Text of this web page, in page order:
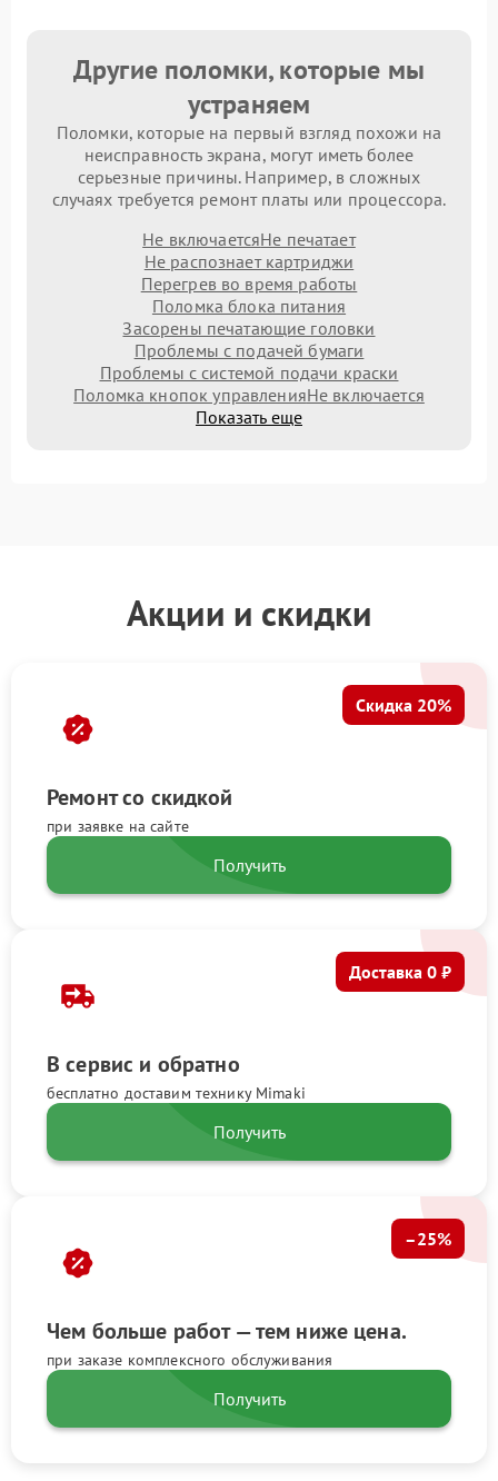
Другие поломки, которые мы
устраняем
Поломки, которые на первый взгляд похожи на
неисправность экрана, могут иметь более
серьезные причины. Например, в сложных
случаях требуется ремонт платы или процессора.
Не включаетсяНе печатает
Не распознает картриджи
Перегрев во время работы
Поломка блока питания
Засорены печатающие головки
Проблемы с подачей бумаги
Проблемы с системой подачи краски
Поломка кнопок управленияНе включается
Показать еще
Акции и скидки
Ремонт со скидкой
при заявке на сайте
Скидка 20%
Получить
В сервис и обратно
бесплатно доставим технику Mimaki
Доставка 0 ₽
Получить
Чем больше работ — тем ниже цена.
при заказе комплексного обслуживания
–25%
Получить